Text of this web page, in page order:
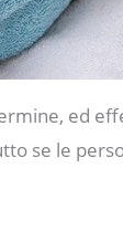
ed
se le